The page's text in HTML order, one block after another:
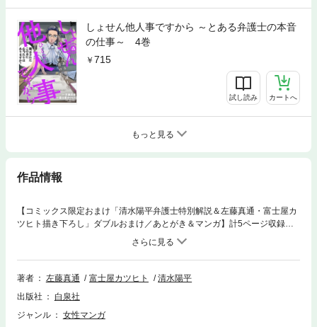
しょせん他人事ですから ～とある弁護士の本音
の仕事～ 4巻
715
試し読み カートへ
もっと見る
作品情報
【コミックス限定おまけ「清水陽平弁護士特別解説＆左藤真通・富士屋カ
ツヒト描き下ろし」ダブルおまけ／あとがき＆マンガ】計5ページ収録あ
り！ 新シリーズはマンガ業界編！ 200X年のマンガ業界、とある編集
部。ひとりの新人漫画家と、ひとりの新人編集者。彼らが始めた挑戦的な
連載は匿名掲示板のマンガ板でも全く話題にならず…。だが、アンチによ
る悪口カキコの連投が運命を変える！？ 「マジでキツイこのマンガ ( ﾟ
の闇！ 他人事ではいられない誹謗中傷＆情報開示請求のリアルドラマ！
（このコミックスには「しょせん他人事ですから ～とある弁護士の本音の
著者 左藤真通 富士屋カツヒト
清水陽平
出版社
白泉社
ジャンル
女性マンガ